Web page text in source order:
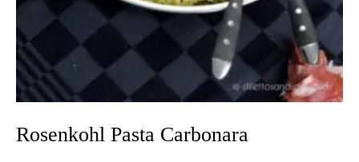
Rosenkohl Pasta Carbonara